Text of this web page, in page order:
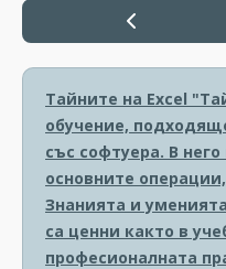
Тайните на Excel
обучение,
със софтуера. В
основните
Знанията и
са ценни както в
професионалната